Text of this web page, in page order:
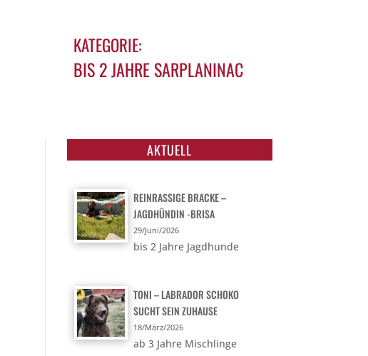
KATEGORIE:
BIS 2 JAHRE SARPLANINAC
AKTUELL
REINRASSIGE BRACKE –
JAGDHÜNDIN -BRISA
29/Juni/2026
bis 2 Jahre Jagdhunde
TONI – LABRADOR SCHOKO
SUCHT SEIN ZUHAUSE
18/März/2026
ab 3 Jahre Mischlinge